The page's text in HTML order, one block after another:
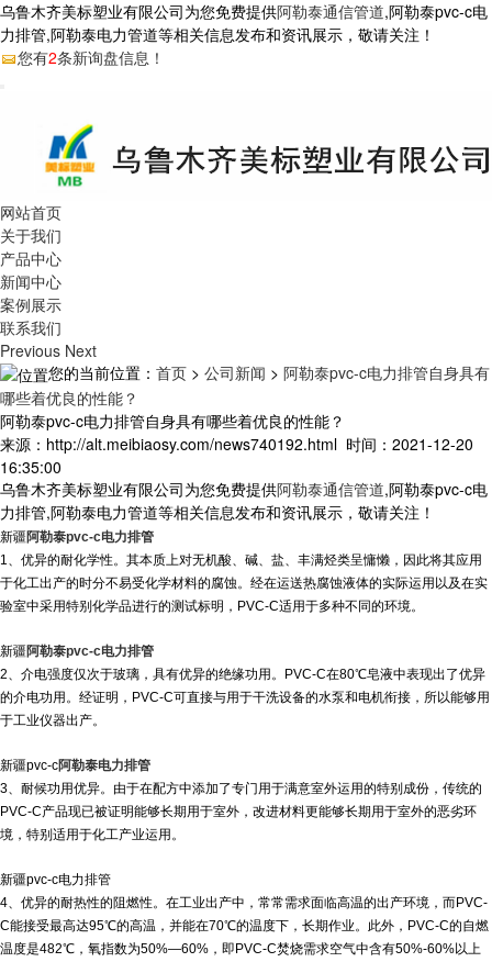
乌鲁木齐美标塑业有限公司为您免费提供阿勒泰通信管道,阿勒泰pvc-c电
力排管,阿勒泰电力管道等相关信息发布和资讯展示，敬请关注！
您有2条新询盘信息！
网站首页
关于我们
产品中心
新闻中心
案例展示
联系我们
Previous Next
您的当前位置： 首页 > 公司新闻 > 阿勒泰pvc-c电力排管自身具有
哪些着优良的性能？
阿勒泰pvc-c电力排管自身具有哪些着优良的性能？
来源：http://alt.meibiaosy.com/news740192.html 时间：2021-12-20
16:35:00
乌鲁木齐美标塑业有限公司为您免费提供阿勒泰通信管道,阿勒泰pvc-c电
力排管,阿勒泰电力管道等相关信息发布和资讯展示，敬请关注！
新疆阿勒泰pvc-c电力排管
1、优异的耐化学性。其本质上对无机酸、碱、盐、丰满烃类呈慵懒，因此将其应用
于化工出产的时分不易受化学材料的腐蚀。经在运送热腐蚀液体的实际运用以及在实
验室中采用特别化学品进行的测试标明，PVC-C适用于多种不同的环境。
新疆阿勒泰pvc-c电力排管
2、介电强度仅次于玻璃，具有优异的绝缘功用。PVC-C在80℃皂液中表现出了优异
的介电功用。经证明，PVC-C可直接与用于干洗设备的水泵和电机衔接，所以能够用
于工业仪器出产。
新疆pvc-c阿勒泰电力排管
3、耐候功用优异。由于在配方中添加了专门用于满意室外运用的特别成份，传统的
PVC-C产品现已被证明能够长期用于室外，改进材料更能够长期用于室外的恶劣环
境，特别适用于化工产业运用。
新疆pvc-c电力排管
4、优异的耐热性的阻燃性。在工业出产中，常常需求面临高温的出产环境，而PVC-
C能接受最高达95℃的高温，并能在70℃的温度下，长期作业。此外，PVC-C的自燃
温度是482℃，氧指数为50%—60%，即PVC-C焚烧需求空气中含有50%-60%以上